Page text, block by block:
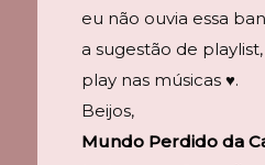
eu não ouvia essa
a sugestão de
play nas músicas ♥.
Beijos,
Mundo Perdido da